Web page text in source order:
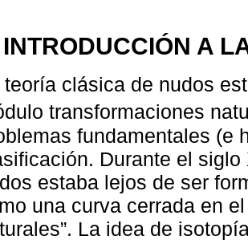
A
teoría clásica de nudos
transformaciones
fundamentales (e
Durante el
estaba lejos de ser
una curva cerrada en
La idea de